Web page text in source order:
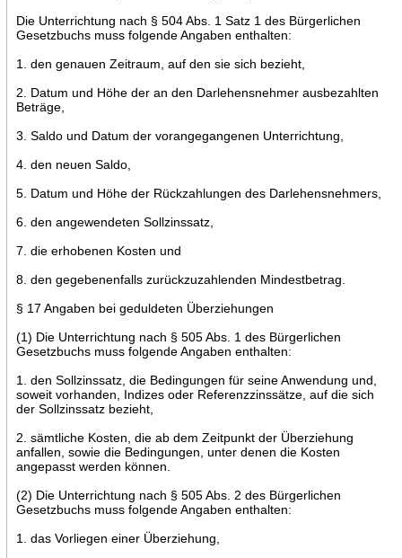
Die Unterrichtung nach § 504 Abs. 1 Satz 1 des Bürgerlichen
Gesetzbuchs muss folgende Angaben enthalten:
1. den genauen Zeitraum, auf den sie sich bezieht,
2. Datum und Höhe der an den Darlehensnehmer ausbezahlten
Beträge,
3. Saldo und Datum der vorangegangenen Unterrichtung,
4. den neuen Saldo,
5. Datum und Höhe der Rückzahlungen des Darlehensnehmers,
6. den angewendeten Sollzinssatz,
7. die erhobenen Kosten und
8. den gegebenenfalls zurückzuzahlenden Mindestbetrag.
§ 17 Angaben bei geduldeten Überziehungen
(1) Die Unterrichtung nach § 505 Abs. 1 des Bürgerlichen
Gesetzbuchs muss folgende Angaben enthalten:
1. den Sollzinssatz, die Bedingungen für seine Anwendung und,
soweit vorhanden, Indizes oder Referenzzinssätze, auf die sich
der Sollzinssatz bezieht,
2. sämtliche Kosten, die ab dem Zeitpunkt der Überziehung
anfallen, sowie die Bedingungen, unter denen die Kosten
angepasst werden können.
(2) Die Unterrichtung nach § 505 Abs. 2 des Bürgerlichen
Gesetzbuchs muss folgende Angaben enthalten:
1. das Vorliegen einer Überziehung,